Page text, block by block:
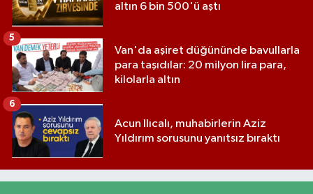
altın 6 bin 500'ü aştı
Van'da aşiret düğününde bavullarla
para taşıdılar: 20 milyon lira para,
kilolarla altın
5
Acun Ilıcalı, muhabirlerin Aziz
Yıldırım sorusunu yanıtsız bıraktı
6